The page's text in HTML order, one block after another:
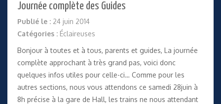
Journée complète des Guides
Publié le : 24 juin 2014
Catégories : Éclaireuses
Bonjour à toutes et à tous, parents et guides, La journée
complète approchant à très grand pas, voici donc
quelques infos utiles pour celle-ci… Comme pour les
autres sections, nous vous attendons ce samedi 28juin à
8h précise à la gare de Hall, les trains ne nous attendant